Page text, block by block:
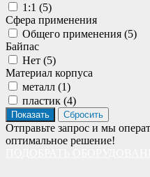
1:1 (5)
Сфера применения
Общего применения (5)
Байпас
Нет (5)
Материал корпуса
металл (1)
пластик (4)
Отправьте запрос и мы
оптимальное решение!